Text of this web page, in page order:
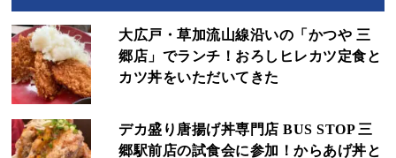
大広戸・草加流山線沿いの「かつや 三
郷店」でランチ！おろしヒレカツ定食と
カツ丼をいただいてきた
デカ盛り唐揚げ丼専門店 BUS STOP 三
郷駅前店の試食会に参加！からあげ丼と